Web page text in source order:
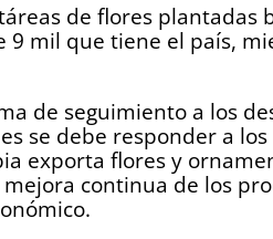
de flores
9 mil que tiene el país,
de seguimiento a los
se debe responder a
exporta flores y
continua de los